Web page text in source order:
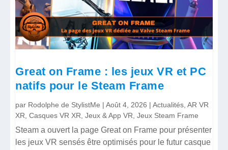
Great on Frame : les jeux VR et PC
natifs pour le Steam Frame
par Rodolphe de StylistMe |Août 4, 2026 |Actualités ,AR VR
XR ,Casques VR XR ,Jeux & App VR ,Jeux Steam Frame
Steam a ouvert la page Great on Frame pour présenter
les jeux VR sensés être optimisés pour le futur casque